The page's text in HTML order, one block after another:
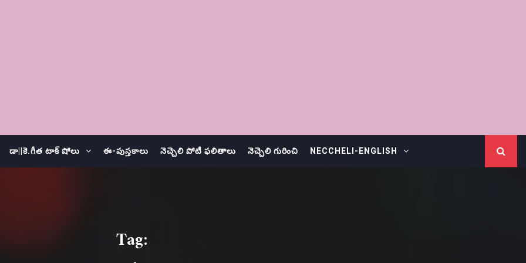
డా||కె.గీత టాక్ షోలు ఈ-పుస్తకాలు నెచ్చెలి పోటీ ఫలితాలు నెచ్చెలి గురించి NECCHELI-ENGLISH
Tag: